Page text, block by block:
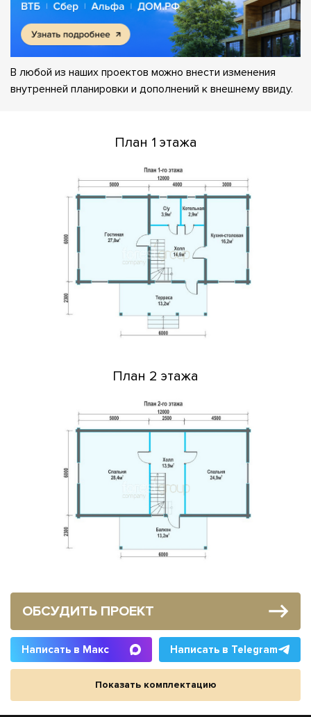
В любой из наших проектов можно внести изменения
внутренней планировки и дополнений к внешнему ввиду.
План 1 этажа
План 2 этажа
ОБСУДИТЬ ПРОЕКТ
Написать в Макс Написать в Telegram
Показать комплектацию